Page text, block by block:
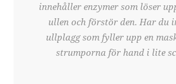
innehåller enzymer som löser
ullen och förstör den. Har du
ullplagg som fyller upp en
strumporna för hand i lite